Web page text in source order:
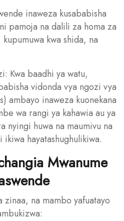
inaweza kusababisha
pamoja na dalili za homa za
kwa shida, na
Kwa baadhi ya watu,
vidonda vya ngozi vya
ambayo inaweza kuonekana
wa rangi ya kahawia au ya
nyingi huwa na maumivu na
hayatashughulikiwa.
Mwanume
zinaa, na mambo yafuatayo